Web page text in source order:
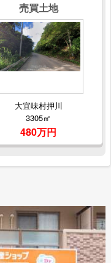
売買土地
大宜味村押川
3305㎡
480万円